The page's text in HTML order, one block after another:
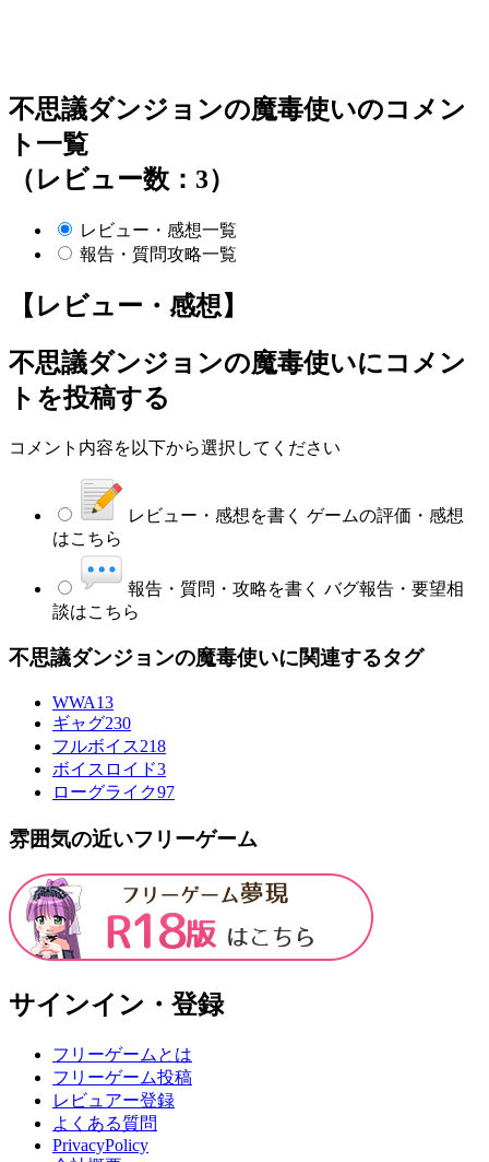
不思議ダンジョンの魔毒使いのコメン
ト一覧
（レビュー数：3）
レビュー・感想一覧
報告・質問攻略一覧
【レビュー・感想】
不思議ダンジョンの魔毒使いにコメン
トを投稿する
コメント内容を以下から選択してください
レビュー・感想を書く ゲームの評価・感想
はこちら
報告・質問・攻略を書く バグ報告・要望相
談はこちら
不思議ダンジョンの魔毒使いに関連するタグ
WWA13
ギャグ230
フルボイス218
ボイスロイド3
ローグライク97
雰囲気の近いフリーゲーム
サインイン・登録
フリーゲームとは
フリーゲーム投稿
レビュアー登録
よくある質問
PrivacyPolicy